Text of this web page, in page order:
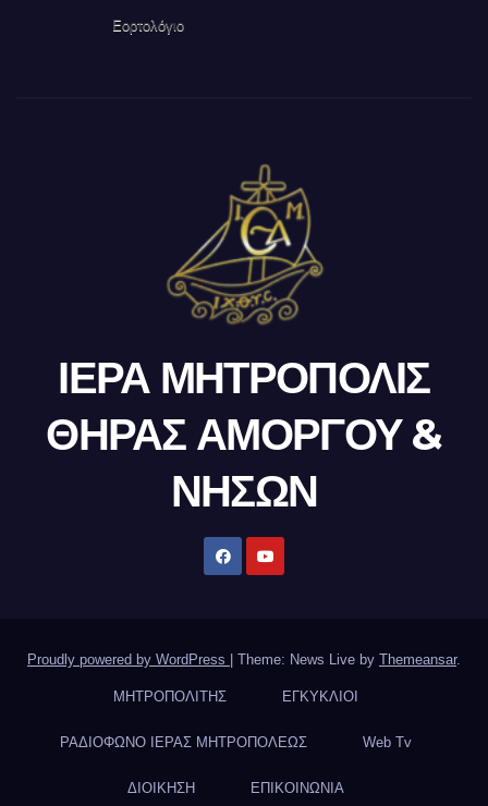
Εορτολόγιο
ΙΕΡΑ ΜΗΤΡΟΠΟΛΙΣ
ΘΗΡΑΣ ΑΜΟΡΓΟΥ &
ΝΗΣΩΝ
Proudly powered by WordPress Theme: News Live by Themeansar.
ΜΗΤΡΟΠΟΛΙΤΗΣ ΕΓΚΥΚΛΙΟΙ
ΡΑΔΙΟΦΩΝΟ ΙΕΡΑΣ ΜΗΤΡΟΠΟΛΕΩΣ Web Tv
ΔΙΟΙΚΗΣΗ ΕΠΙΚΟΙΝΩΝΙΑ